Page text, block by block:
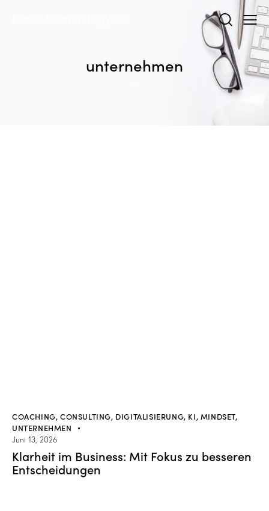
unternehmen
COACHING,CONSULTING, DIGITALISIERUNG, KI, MINDSET,
UNTERNEHMEN
Juni 13, 2026
Klarheit im Business: Mit Fokus zu besseren
Entscheidungen